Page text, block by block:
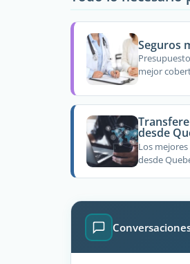
Seguros
mejor
desde
Los
desde